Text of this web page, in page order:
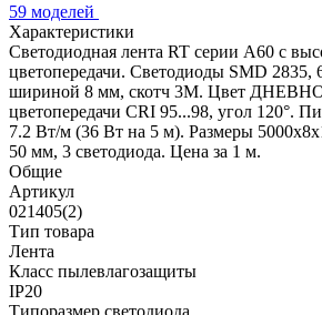
59 моделей
Характеристики
Светодиодная лента RT серии A60 с
цветопередачи. Светодиоды SMD 2835,
шириной 8 мм, скотч 3М. Цвет
цветопередачи CRI 95...98, угол 120°.
7.2 Вт/м (36 Вт на 5 м). Размеры
50 мм, 3 светодиода. Цена за 1 м.
Общие
Артикул
021405(2)
Тип товара
Лента
Класс пылевлагозащиты
IP20
Типоразмер светодиода